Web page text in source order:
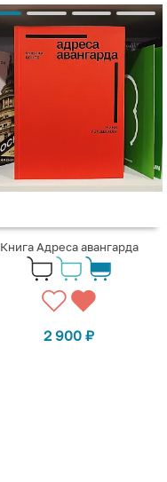
Книга Адреса авангарда
2 900 ₽